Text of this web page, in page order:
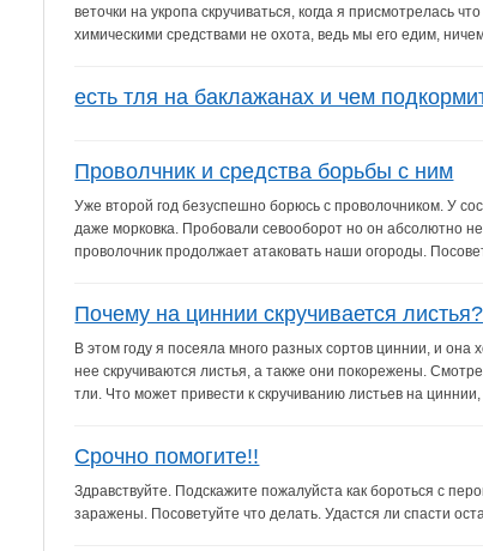
веточки на укропа скручиваться, когда я присмотрелась
химическими средствами не охота, ведь мы его едим, ничем
есть тля на баклажанах и чем
Проволчник и средства борьбы с ним
Уже второй год безуспешно борюсь с проволочником. У
даже морковка. Пробовали севооборот но он абсолютно
проволочник продолжает атаковать наши огороды.
Почему на циннии скручивается листья?
В этом году я посеяла много разных сортов циннии, и
нее скручиваются листья, а также они покорежены.
тли. Что может привести к скручиванию листьев на циннии,
Срочно помогите!!
Здравствуйте. Подскажите пожалуйста как бороться с
заражены. Посоветуйте что делать. Удастся ли спасти